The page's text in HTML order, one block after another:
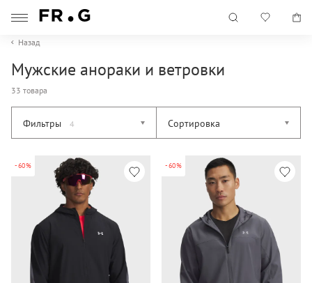
Назад
Мужские анораки и ветровки
33 товара
Фильтры 4 Сортировка
-60% -60%